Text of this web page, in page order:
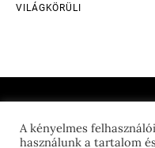
VILÁGKÖRÜLI
A kényelmes
használunk a tartalom